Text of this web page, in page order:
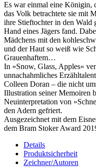
Es war einmal eine Königin,
das Volk betrachtete sie mit
ihre Stieftochter in den Wald
Hand eines Jägers fand.
Mädchens mit den
und der Haut so weiß wie
Grauenhaftem…
In »Snow, Glass, Apples«
unnachahmliches
Colleen Doran – die nicht
Illustration seiner Memoiren
Neuinterpretation von
den Adern gefriert.
Ausgezeichnet mit dem
dem Bram Stoker Award
Details
Produktsicherheit
Zeichner/Autoren